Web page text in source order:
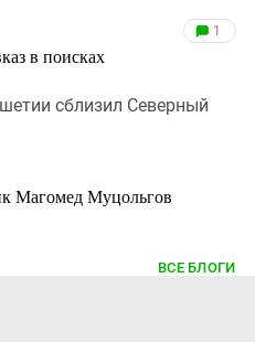
в поисках
1
сблизил Северный
Магомед Муцольгов
ВСЕ БЛОГИ